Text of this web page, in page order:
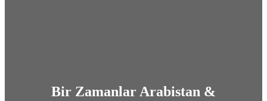
Bir Zamanlar Arabistan &